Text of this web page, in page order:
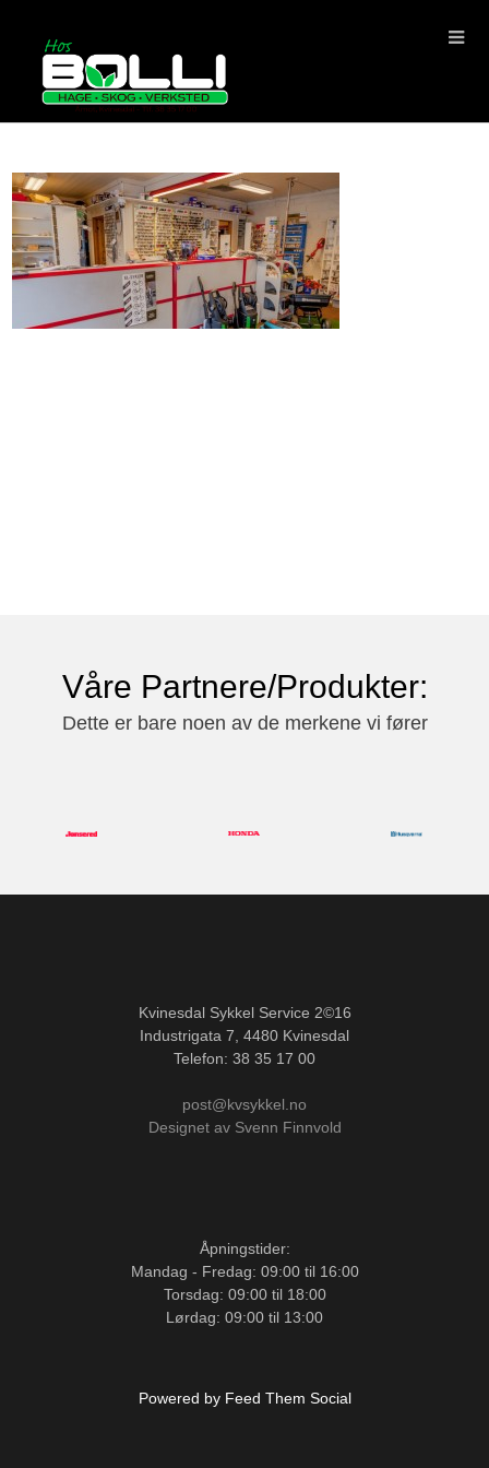
Våre Partnere/Produkter:
Dette er bare noen av de merkene vi fører
Kvinesdal Sykkel Service 2©16
Industrigata 7, 4480 Kvinesdal
Telefon: 38 35 17 00
post@kvsykkel.no
Designet av Svenn Finnvold
Åpningstider:
Mandag - Fredag: 09:00 til 16:00
Torsdag: 09:00 til 18:00
Lørdag: 09:00 til 13:00
Powered by Feed Them Social